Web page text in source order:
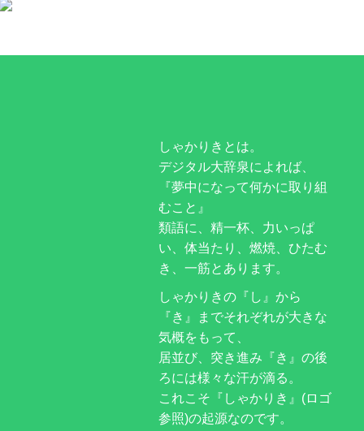
しゃかりきとは。
デジタル大辞泉によれば、
『夢中になって何かに取り組
むこと』
類語に、精一杯、力いっぱ
い、体当たり、燃焼、ひたむ
き、一筋とあります。
しゃかりきの『し』から
『き』までそれぞれが大きな
気概をもって、
居並び、突き進み『き』の後
ろには様々な汗が滴る。
これこそ『しゃかりき』(ロゴ
参照)の起源なのです。